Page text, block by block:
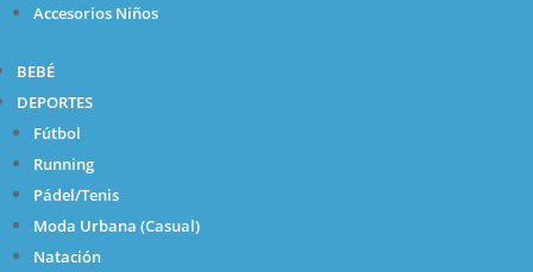
Accesorios Niños
BEBÉ
DEPORTES
Fútbol
Running
Pádel/Tenis
Moda Urbana (Casual)
Natación